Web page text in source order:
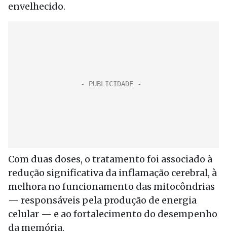
envelhecido.
Com duas doses, o tratamento foi associado à
redução significativa da inflamação cerebral, à
melhora no funcionamento das mitocôndrias
— responsáveis pela produção de energia
celular — e ao fortalecimento do desempenho
da memória.